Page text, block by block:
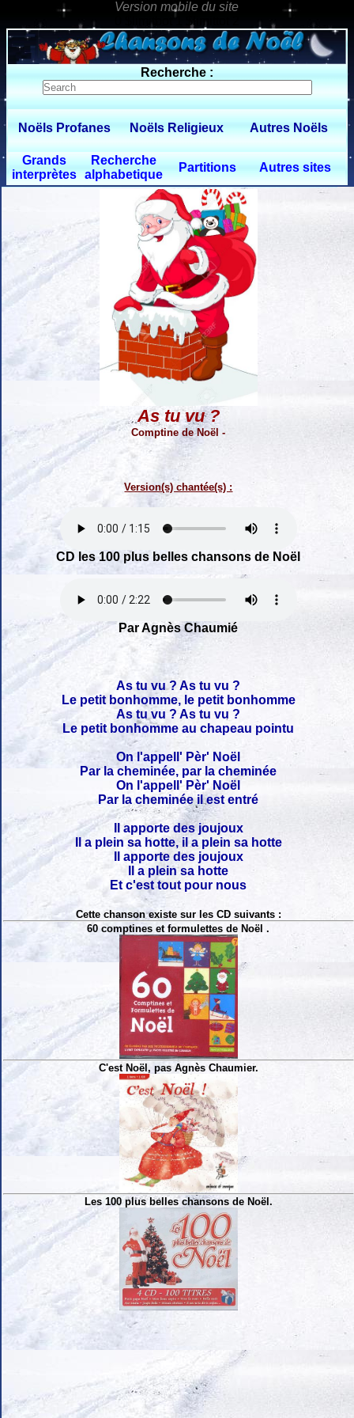
0 $limitbot 1 $limittot 2
Recherche :
Noëls Profanes Noëls Religieux Autres Noëls
Grands
interprètes
Recherche
alphabetique
Partitions Autres sites
As tu vu ?
Comptine de Noël -
Version(s) chantée(s) :
CD les 100 plus belles chansons de Noël
Par Agnès Chaumié
As tu vu ? As tu vu ?
Le petit bonhomme, le petit bonhomme
As tu vu ? As tu vu ?
Le petit bonhomme au chapeau pointu
On l'appell' Pèr' Noël
Par la cheminée, par la cheminée
On l'appell' Pèr' Noël
Par la cheminée il est entré
Il apporte des joujoux
Il a plein sa hotte, il a plein sa hotte
Il apporte des joujoux
Il a plein sa hotte
Et c'est tout pour nous
Cette chanson existe sur les CD suivants :
60 comptines et formulettes de Noël .
C'est Noël, pas Agnès Chaumier.
Les 100 plus belles chansons de Noël.